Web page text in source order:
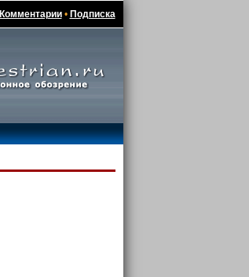
Комментарии• Подписка